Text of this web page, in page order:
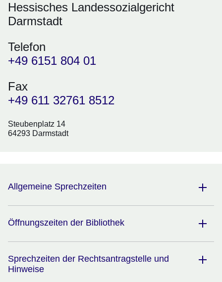
Hessisches Landessozialgericht
Darmstadt
Telefon
+49 6151 804 01
Fax
+49 611 32761 8512
Steubenplatz 14
64293 Darmstadt
Allgemeine Sprechzeiten
Öffnungszeiten der Bibliothek
Sprechzeiten der Rechtsantragstelle und
Hinweise